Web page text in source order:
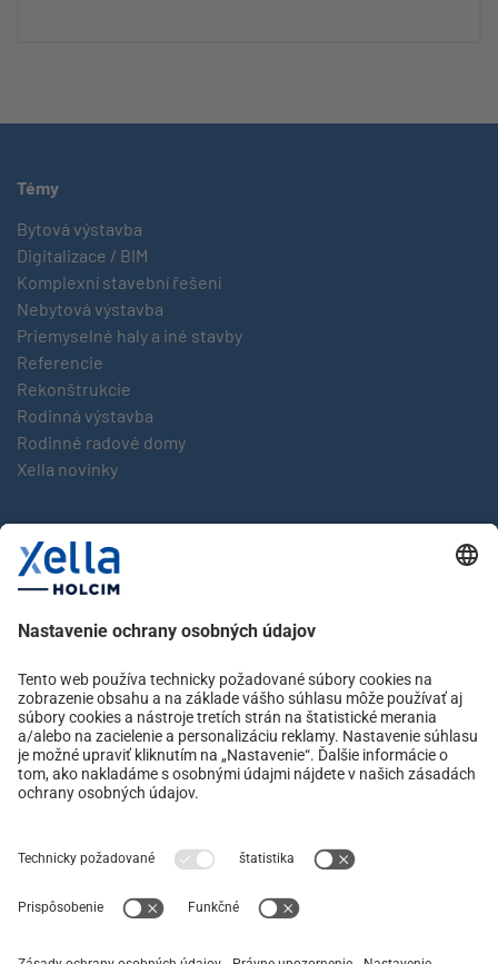
Témy
Bytová výstavba
Digitalizace / BIM
Komplexní stavební řešení
Nebytová výstavba
Priemyselné haly a iné stavby
Referencie
Rekonštrukcie
Rodinná výstavba
Rodinné radové domy
Xella novinky
Značky
multipor
Multipor new
silka
YTONG
Kontakt
Ochrana osobných údajov